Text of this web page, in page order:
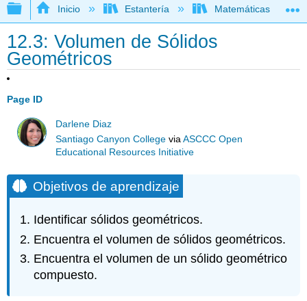
Expandir/contraer jerarquía global
Inicio Estantería Matemáticas
12.3: Volumen de Sólidos
Geométricos
Page ID
Darlene Diaz
Santiago Canyon College viaASCCC Open
Educational Resources Initiative
Objetivos de aprendizaje
Identificar sólidos geométricos.
Encuentra el volumen de sólidos geométricos.
Encuentra el volumen de un sólido geométrico
compuesto.